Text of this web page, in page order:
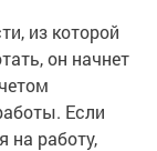
из которой
он начнет
Если
на работу,